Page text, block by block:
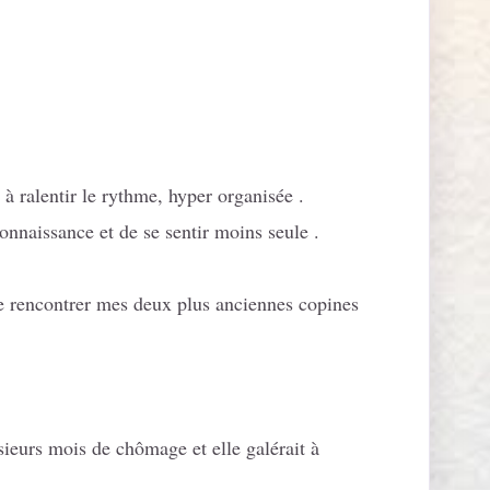
ralentir le rythme, hyper organisée .
et de se sentir moins seule .
mes deux plus anciennes copines
mois de chômage et elle galérait à